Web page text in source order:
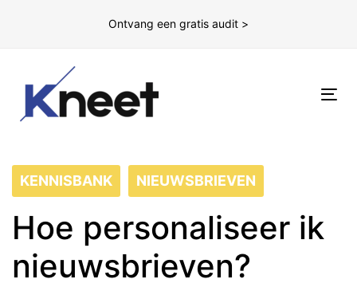
Ontvang een gratis audit >
KENNISBANK NIEUWSBRIEVEN
Hoe personaliseer ik
nieuwsbrieven?